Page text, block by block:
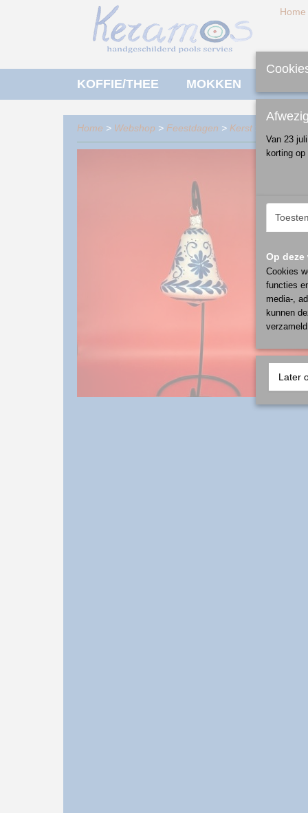
Home
KOFFIE/THEE MOKKEN
Home > Webshop > Feestdagen > Kerst
Afwezig
Van 23
korting
Op
Cookies
functies
media-,
kunnen
Later